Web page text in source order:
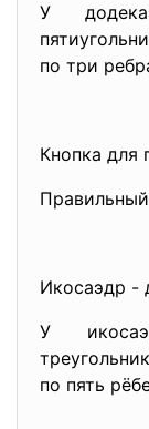
У
по три
Кнопка для
Икосаэдр -
У
по пять